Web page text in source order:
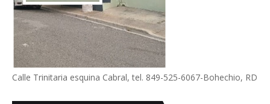
Calle Trinitaria esquina Cabral, tel. 849-525-6067-Bohechio, RD